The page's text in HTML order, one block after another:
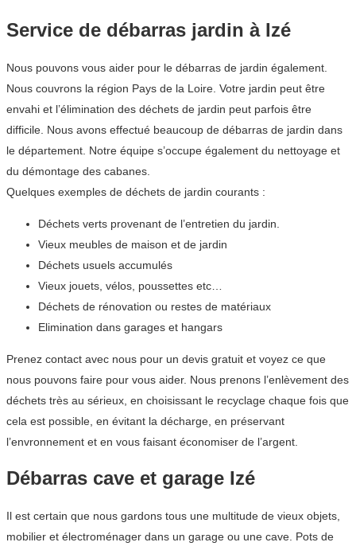
Service de débarras jardin à Izé
Nous pouvons vous aider pour le débarras de jardin également.
Nous couvrons la région Pays de la Loire. Votre jardin peut être
envahi et l’élimination des déchets de jardin peut parfois être
difficile. Nous avons effectué beaucoup de débarras de jardin dans
le département. Notre équipe s’occupe également du nettoyage et
du démontage des cabanes.
Quelques exemples de déchets de jardin courants :
Déchets verts provenant de l’entretien du jardin.
Vieux meubles de maison et de jardin
Déchets usuels accumulés
Vieux jouets, vélos, poussettes etc…
Déchets de rénovation ou restes de matériaux
Elimination dans garages et hangars
Prenez contact avec nous pour un devis gratuit et voyez ce que
nous pouvons faire pour vous aider. Nous prenons l’enlèvement des
déchets très au sérieux, en choisissant le recyclage chaque fois que
cela est possible, en évitant la décharge, en préservant
l’envronnement et en vous faisant économiser de l’argent.
Débarras cave et garage Izé
Il est certain que nous gardons tous une multitude de vieux objets,
mobilier et électroménager dans un garage ou une cave. Pots de